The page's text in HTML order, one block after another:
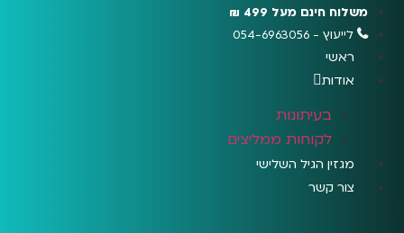
לתוכן
משלוח חינם מעל 499 ₪
לייעוץ - 054-6963056
ראשי
אודות
בעיתונות
לקוחות ממליצים
מגזין הגיל השלישי
צור קשר